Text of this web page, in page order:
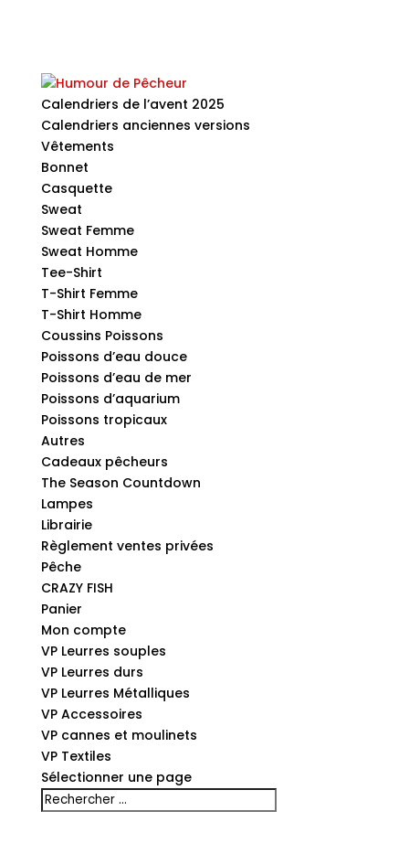
Calendriers de l’avent 2025
Calendriers anciennes versions
Vêtements
Bonnet
Casquette
Sweat
Sweat Femme
Sweat Homme
Tee-Shirt
T-Shirt Femme
T-Shirt Homme
Coussins Poissons
Poissons d’eau douce
Poissons d’eau de mer
Poissons d’aquarium
Poissons tropicaux
Autres
Cadeaux pêcheurs
The Season Countdown
Lampes
Librairie
Règlement ventes privées
Pêche
CRAZY FISH
Panier
Mon compte
VP Leurres souples
VP Leurres durs
VP Leurres Métalliques
VP Accessoires
VP cannes et moulinets
VP Textiles
Sélectionner une page